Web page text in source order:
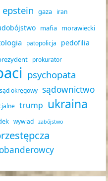
epstein gaza iran
mafia morawiecki
patopolicja pedofilia
prokurator
psychopata
sąd okręgowy sądownictwo
trump ukraina
wywiad zabójstwo